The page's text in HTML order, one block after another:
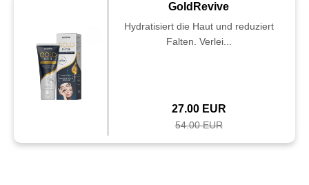
GoldRevive
Hydratisiert die Haut und reduziert
Falten. Verlei...
27.00 EUR
54.00 EUR